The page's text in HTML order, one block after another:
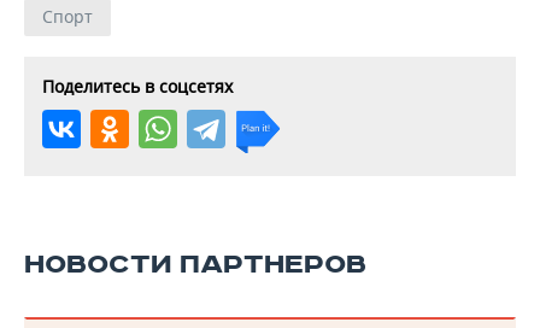
Спорт
Поделитесь в соцсетях
НОВОСТИ ПАРТНЕРОВ